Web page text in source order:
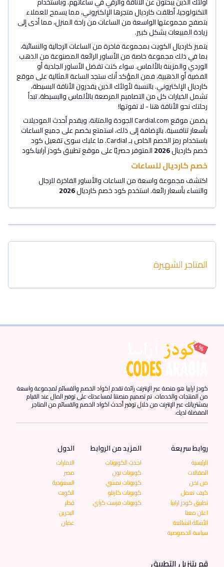
التكنولوجيا، أطلقت كارديال متجرها الإلكتروني، مما يسمح للعملاء
بتصفح مجموعتها الواسعة من الساعات من راحة المنزل، مما أدى إلى
زيادة المبيعات بشكل كبير.
يتميز كارديال الكويت بمجموعة فاخرة من الساعات الرجالية والنسائية،
بما في ذلك مجموعة خاصة من الأساور الرائعة المصنوعة من الذهب
الوردي والمزينة بالألماس. سواء كنت تفضل الأساور الجلدية أو
الفضية أو الذهبية، فمن المؤكد أنك ستجد الساعة المثالية على موقع
كارديال الإلكتروني. بالنسبة لأولئك الذين يقدرون الأناقة البسيطة،
تشمل الخيارات كل من التصاميم المرصعة بالألماس والبسيطة. تبدأ
رحلتك نحو الأناقة هنا - لا تفوتها!
يضمن موقع Cardial.com الجودة والمتانة، ويقدم أحدث الموديلات
بأسعار تنافسية. بالإضافة إلى ذلك، استمتع بخصم على جميع الساعات
باستخدام رمز الخصم الخاص بـ Cardial. ما عليك سوى تفعيل كود
خصم كارديال2026المتوفر حصريًا على موقع تطبيق كودز آرابيا.كود
خصم كارديال للساعات
اكتشف مجموعة واسعة من الساعات والأساور الفاخرة للرجال
والنساء بأسعار رائعة. استخدم كود خصم كارديال2026
المتاجر الشهيرة
كودز ارابيا هو منصة عبر الإنترنت رائدة تقدم اكواد الخصم والقسائم لمجموعة واسعة
من المنتجات والخدمات. تم تصميم منصتنا لمساعدتك على توفير المال عند القيام
بمشترياتك عبر الإنترنت من خلال توفير أحدث اكواد الخصم والقسائم من المتاجر
المفضلة لديك.
روابط سريعة
الرئيسية
المقالات
من نحن
كيف تعمل
تطبيق كودز ارابيا
اعلن معنا
الأسئلة الشائعة
سياسة الخصوصية
المزيد من الروابط
احدث الكوبونات
كوبونات نون
كوبونات نمشي
كوبونات كارتلو
كوبونات فرست كراي
الدول
الامارات
مصر
السعودية
الكويت
قطر
البحرين
عمان
قم بتنزيل التطبيق